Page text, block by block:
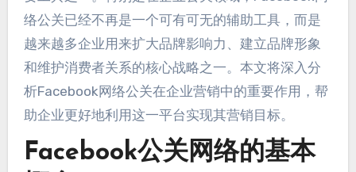
络公关已经不再是一个可有可无的辅助工具， 而是
越来越多企业用来扩大品牌影响力 、 建立品牌形象
和维护消费者关系的核心战略之一。 本文将深入分
析Facebook网络公关在企业营销中的重要作用 ， 帮
助企业更好地利用这一平台实现其营销目标。
Facebook公关网络的基本